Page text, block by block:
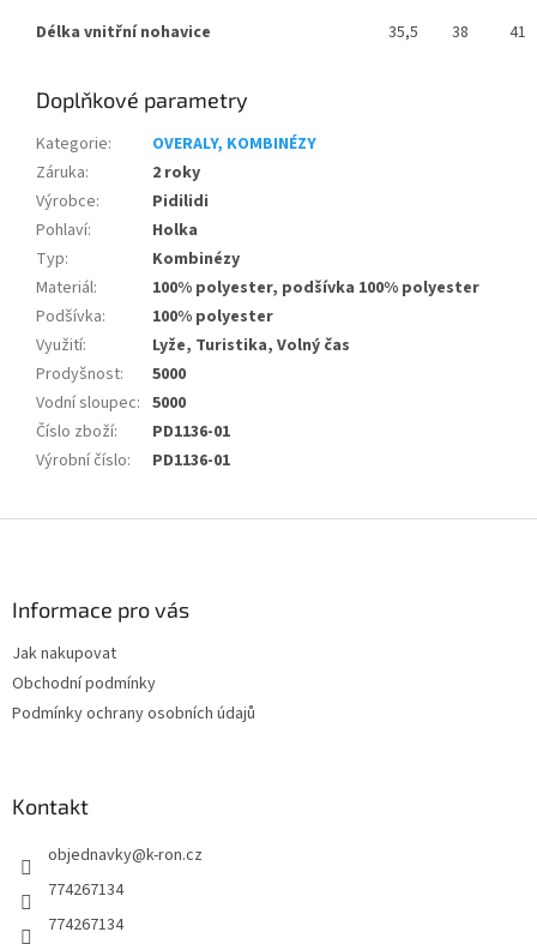
Délka vnitřní nohavice 35,5 38 41
Doplňkové parametry
Kategorie:
OVERALY, KOMBINÉZY
Záruka:
2 roky
Výrobce:
Pidilidi
Pohlaví:
Holka
Typ:
Kombinézy
Materiál:
100% polyester, podšívka 100% polyester
Podšívka:
100% polyester
Využití:
Lyže, Turistika, Volný čas
Prodyšnost:
5000
Vodní sloupec: 5000
Číslo zboží:
PD1136-01
Výrobní číslo: PD1136-01
Informace pro vás
Jak nakupovat
Obchodní podmínky
Podmínky ochrany osobních údajů
Kontakt
objednavky@k-ron.cz
774267134
774267134